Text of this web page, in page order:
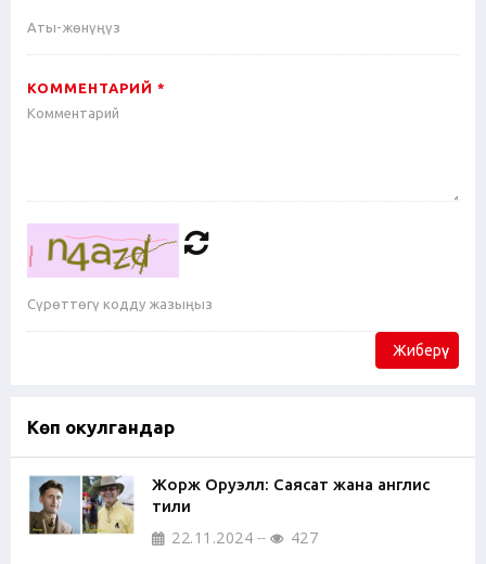
КОММЕНТАРИЙ *
Жиберүү
Көп окулгандар
Жорж Оруэлл: Саясат жана англис
тили
22.11.2024 427